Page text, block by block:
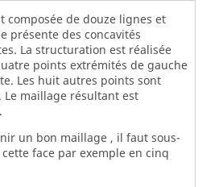
composée de douze lignes et
présente des concavités
La structuration est réalisée
points extrémités de gauche
Les huit autres points sont
Le maillage résultant est
un bon maillage , il faut sous-
face par exemple en cinq